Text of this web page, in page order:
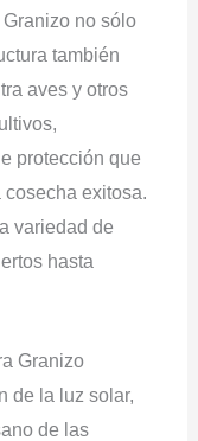
no sólo
también
aves y otros
protección que
exitosa.
variedad de
hasta
Granizo
de la luz solar,
de las